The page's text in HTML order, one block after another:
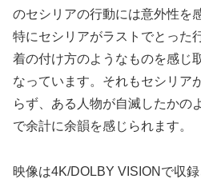
のセシリアの行動には意外性を
特にセシリアがラストでとった
着の付け方のようなものを感じ
なっています。それもセシリア
らず、ある人物が自滅したかの
で余計に余韻を感じられます。
映像は4K/DOLBY VISIONで収